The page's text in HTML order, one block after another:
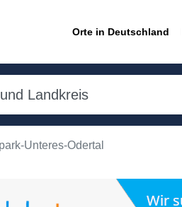
Orte in Deutschland
Unteres-Odertal